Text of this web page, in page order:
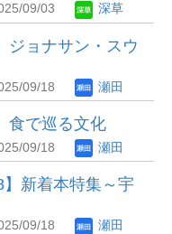
09/03 深草
ジョナサン・スウ
09/18 瀬田
食で巡る文化
09/18 瀬田
】新着本特集～宇
09/18 瀬田